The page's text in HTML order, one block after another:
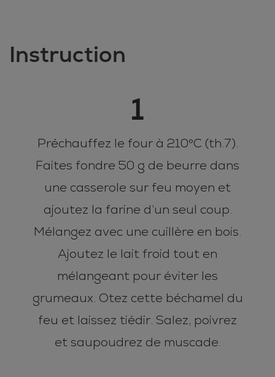
Instruction
1
Préchauffez le four à 210°C (th.7).
Faites fondre 50 g de beurre dans
une casserole sur feu moyen et
ajoutez la farine d’un seul coup.
Mélangez avec une cuillère en bois.
Ajoutez le lait froid tout en
mélangeant pour éviter les
grumeaux. Otez cette béchamel du
feu et laissez tiédir. Salez, poivrez
et saupoudrez de muscade.